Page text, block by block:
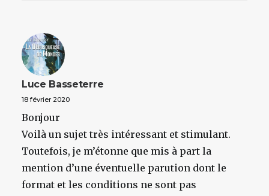
Luce Basseterre
18 février 2020
Bonjour
Voilà un sujet très intéressant et stimulant.
Toutefois, je m’étonne que mis à part la
mention d’une éventuelle parution dont le
format et les conditions ne sont pas